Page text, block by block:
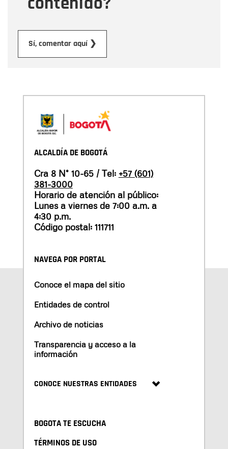
Sí, comentar aquí ❯
ALCALDÍA DE BOGOTÁ
Cra 8 N° 10-65 / Tel: +57 (601)
381-3000
Horario de atención al público:
Lunes a viernes de 7:00 a.m. a
4:30 p.m.
Código postal: 111711
NAVEGA POR PORTAL
Conoce el mapa del sitio
Entidades de control
Archivo de noticias
Transparencia y acceso a la
información
CONOCE NUESTRAS ENTIDADES
BOGOTA TE ESCUCHA
TÉRMINOS DE USO